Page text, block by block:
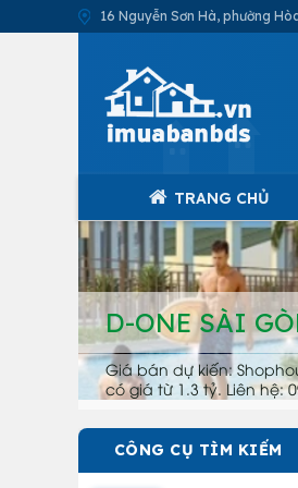
16 Nguyễn Sơn Hà, phường
TRANG CHỦ
D-ONE SÀI
Giá bán dự kiến:
có giá từ 1.3 tỷ. Liên hệ:
CÔNG CỤ TÌM KIẾM